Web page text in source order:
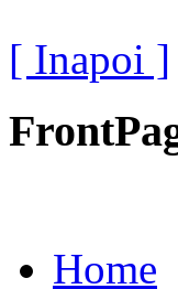
[ Inapoi ]
Home